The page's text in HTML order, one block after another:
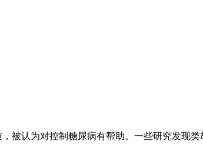
被认为对控制糖尿病有帮助。一些研究发现